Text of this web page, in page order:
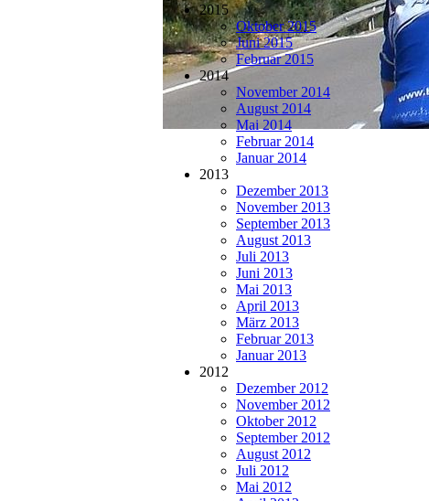
2015
Oktober 2015
Juni 2015
Februar 2015
2014
November 2014
August 2014
Mai 2014
Februar 2014
Januar 2014
2013
Dezember 2013
November 2013
September 2013
August 2013
Juli 2013
Juni 2013
Mai 2013
April 2013
März 2013
Februar 2013
Januar 2013
2012
Dezember 2012
November 2012
Oktober 2012
September 2012
August 2012
Juli 2012
Mai 2012